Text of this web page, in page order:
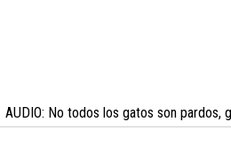
AUDIO: No todos los gatos son pardos,